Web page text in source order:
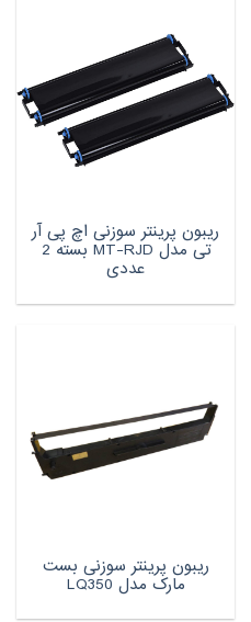
ریبون پرینتر سوزنی اچ پی آر
تی مدل MT-RJD بسته 2
عددی
ریبون پرینتر سوزنی بست
مارک مدل LQ350